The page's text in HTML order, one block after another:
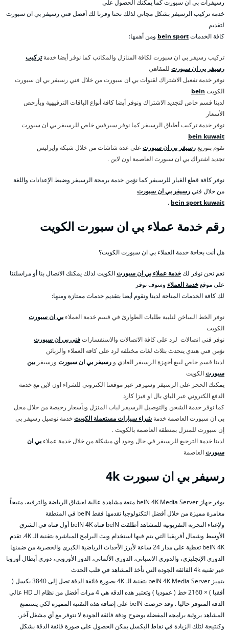
رسيفرات بي ان سبورت كما يمكنك الحصول على
خدمة تركيب الرسيفر بشكل مجاني لذلك نحنا وفرنا لك أفضل فني رسيفر بي ان سبورت
لتقديم
كافة الخدماتbein sport ومن أهمها:
تركيب رسيفر بي ان سبورت لكافة المنازل والمكاتب كما نوفر أيضا خدمةتركيب
رسيفر بي ان سبورت للمقاهي
نوفر خدمة تفعيل الاشتراك لقنوات بي ان سبورت من خلال فني رسيفر بي ان سبورت
الكويت bein
لدينا قسم خاص لتجديد الاشتراك ونوفر أيضا كافة أنواع الباقات الترفيهية وبأرخص
الأسعار
نوفر خدمة تركيب أطباق الرسيفر كما نوفر سيرفس خاص للرسيفر بي ان سبورت
bein kuwait
نقوم بتوزيعرسيفر بي ان سبورت على عدة شاشات من خلال شبكة وايرليس
تجديد اشتراك بي ان سبورت العاصمة اون لاين .
نوفر كافة قطع الغيار للرسيفر كما نؤمن خدمة برمجة الرسيفر وضبط الإعدادات واللغة
من خلال فنيرسيفر بي ان سبورت
bein sport kuwait
.
رقم خدمة عملاء بي ان سبورت الكويت
هل أنت بحاجة خدمة العملاء بي ان سبورت الكويت؟
نعم نحن نوفر لكخدمة عملاء بي ان سبورتالكويت لذلك يمكنك الاتصال بنا أو مراسلتنا
على موقعخدمة العملاء وسوف نوفر
لك كافة الخدمات المتاحة لدينا ونقوم أيضا بتقديم خدمات ممتازة ومنها:
نوفر الخط الساخن لتلبية طلبات الطوارئ في قسم خدمة العملاء بي ان سبورت
الكويت
نوفر فني اتصالات لرد على كافة الاتصالات والاستفساراتفني بي ان سبورت
نؤمن فني هندي يتحدث بثلاث لغات مختلفة لرد على كافة العملاء والزبائن
لدينا قسم خاص لبيع أجهزة الرسيفر العادي و رسيفر بي ان سبورت ورسيفر بين
سبورتالكويت
يمكنك الحجز على الرسيفر وسيرفر عبر موقعنا الكتروني للشراء اون لاين مع خدمة
الدفع الكتروني عبر الباي بال او فيزا كارد
كما نوفر خدمة الشحن والتوصيل الرسيفر لباب المنزل وبأسعار رخيصة من خلال محل
بي ان سبورت العاصمة خدمة شراء سيارات مستعملة الكويتخدمة توصيل رسيفر بي
إن سبورت للمنزل بمنطقة العاصمة بالكويت .
لدينا خدمة الترجيع للرسيفر في حال وجود أي مشكلة من خلال خدمة عملاء بي ان
سبورتالعاصمة
رسيفر بي ان سبورت 4k
يوفر جهاز beIN 4K Media Server متعة مشاهدة عالية لعشاق الرياضة والترفيه، متيحاً
مغامرة مميزة من خلال أفضل التكنولوجيا تقدمها فقط beIN في المنطقة
ولإغناء التجربة التفزيونية للمشاهد أطلقت beIN قناة beIN 4K أول قناة في الشرق
الأوسط وشمال أفريقيا التي يتم فيها استخدام وبث البرامج المباشرة بتقنية الـ 4K. تقدم
beIN 4K تغطية على مدار 24 ساعة لأبرز الأحداث الرياضية الكبرى والحصرية من ضمنها
الدوري الإنجليزي، والدوري الاسباني، الدوري الألماني، الدور الأوروبي، دوري أبطال أوروبا
عبر تقنية 4k الفائقة الجودة التي تأخذ المشاهد في قلب الحدث
يتميز beIN 4K Media Server بتقنية الـ 4K بصورة فائقة الدقة تصل إلى 3840 بكسل (
أفقيا ) × 2160 خط ( عموديا ) وتعتبر هذه الدقه هي 4 مرات أفضل من نظام الـ HD عالي
الدقة المتوفر حاليا . وقد حرصت beIN على إضافة هذه التقنية المميزه لكي يستمتع
المشاهد بروئية برامجه المفضلة بوضوح ودقة فائقة الجودة لا تتوفر مع أي مشغل آخر.
وكنتيجة لتلك الزيادة في نقاط البكسل يمكن الحصول على صورة فائقة الدقة بشكل